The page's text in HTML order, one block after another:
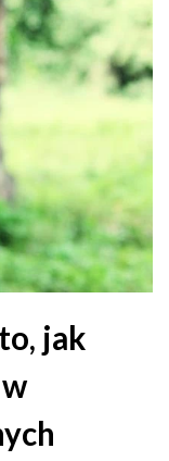
jak